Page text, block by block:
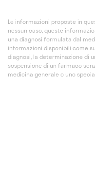
Le informazioni proposte in
nessun caso, queste
una diagnosi formulata dal
informazioni disponibili come
diagnosi, la determinazione di
sospensione di un farmaco
medicina generale o uno